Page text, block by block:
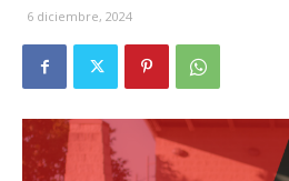
6 diciembre, 2024